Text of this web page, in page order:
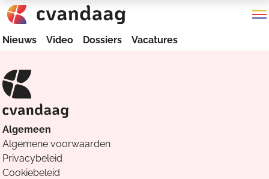
Nieuws Video Dossiers Vacatures
Algemeen
Algemene voorwaarden
Privacybeleid
Cookiebeleid